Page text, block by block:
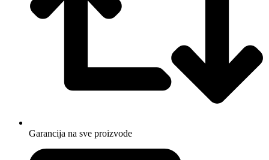
Garancija na sve proizvode